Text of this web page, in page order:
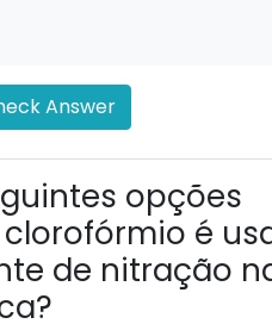
Answer
opções
é
de nitração